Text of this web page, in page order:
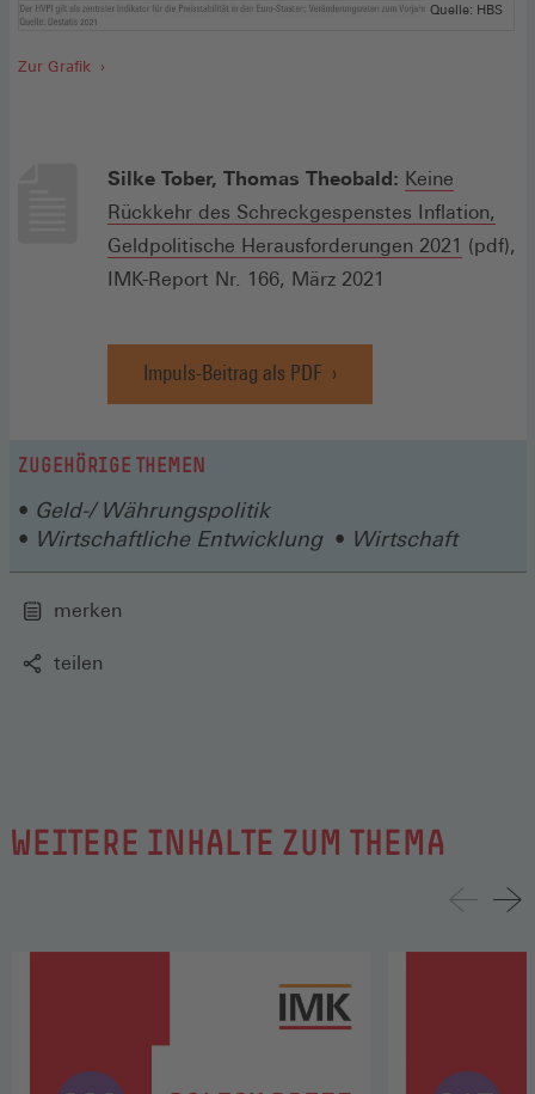
Quelle: HBS
Zur Grafik
Silke Tober, Thomas Theobald: Keine
Rückkehr des Schreckgespenstes Inflation,
Geldpolitische Herausforderungen 2021 (Öffnet
(pdf),
IMK-Report Nr. 166, März 2021
Impuls-Beitrag als PDF
(Öffnet
in
ZUGEHÖRIGE THEMEN
Geld-/ Währungspolitik
Wirtschaftliche Entwicklung
Wirtschaft
merken
teilen
WEITERE INHALTE ZUM THEMA